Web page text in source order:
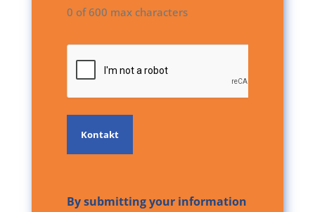
0 of 600 max characters
By submitting your information